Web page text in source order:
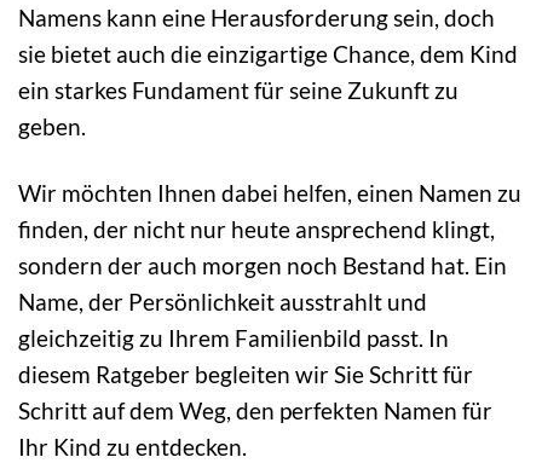
Namens kann eine Herausforderung sein, doch
sie bietet auch die einzigartige Chance, dem Kind
ein starkes Fundament für seine Zukunft zu
geben.
Wir möchten Ihnen dabei helfen, einen Namen zu
finden, der nicht nur heute ansprechend klingt,
sondern der auch morgen noch Bestand hat. Ein
Name, der Persönlichkeit ausstrahlt und
gleichzeitig zu Ihrem Familienbild passt. In
diesem Ratgeber begleiten wir Sie Schritt für
Schritt auf dem Weg, den perfekten Namen für
Ihr Kind zu entdecken.